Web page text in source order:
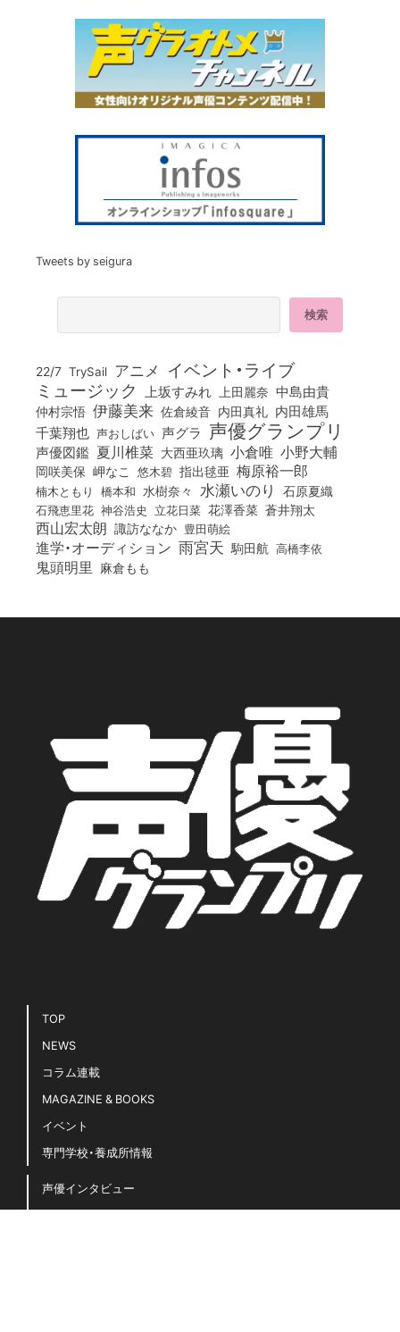
Tweets by seigura
22/7 TrySail アニメ イベント・ライブ
ミュージック 上坂すみれ 上田麗奈 中島由貴
仲村宗悟 伊藤美来 佐倉綾音 内田真礼 内田雄馬
千葉翔也 声おしばい 声グラ 声優グランプリ
声優図鑑 夏川椎菜 大西亜玖璃 小倉唯 小野大輔
岡咲美保 岬なこ 悠木碧 指出毬亜 梅原裕一郎
楠木ともり 橋本和 水樹奈々 水瀬いのり 石原夏織
石飛恵里花 神谷浩史 立花日菜 花澤香菜 蒼井翔太
西山宏太朗 諏訪ななか 豊田萌絵
進学・オーディション 雨宮天 駒田航 高橋李依
鬼頭明里 麻倉もも
TOP
NEWS
コラム連載
MAGAZINE & BOOKS
イベント
専門学校・養成所情報
声優インタビュー
声優キホンのキ！